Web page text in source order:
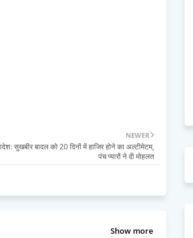
NEWER
सुखबीर बादल को 20 दिनों में हाजिर होने का अल्टीमेटम,
पंच प्यारों ने दी मोहलत
Show more